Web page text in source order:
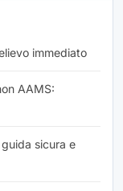
immediato
AAMS:
sicura e